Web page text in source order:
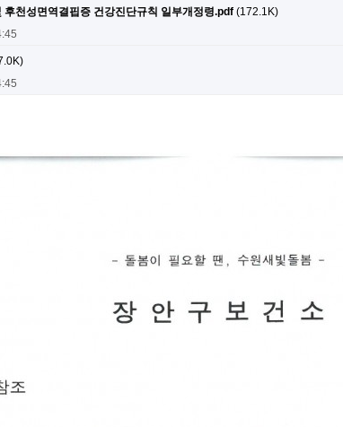
천성면역결핍증 건강진단규칙 일부개정령.pdf (172.1K)